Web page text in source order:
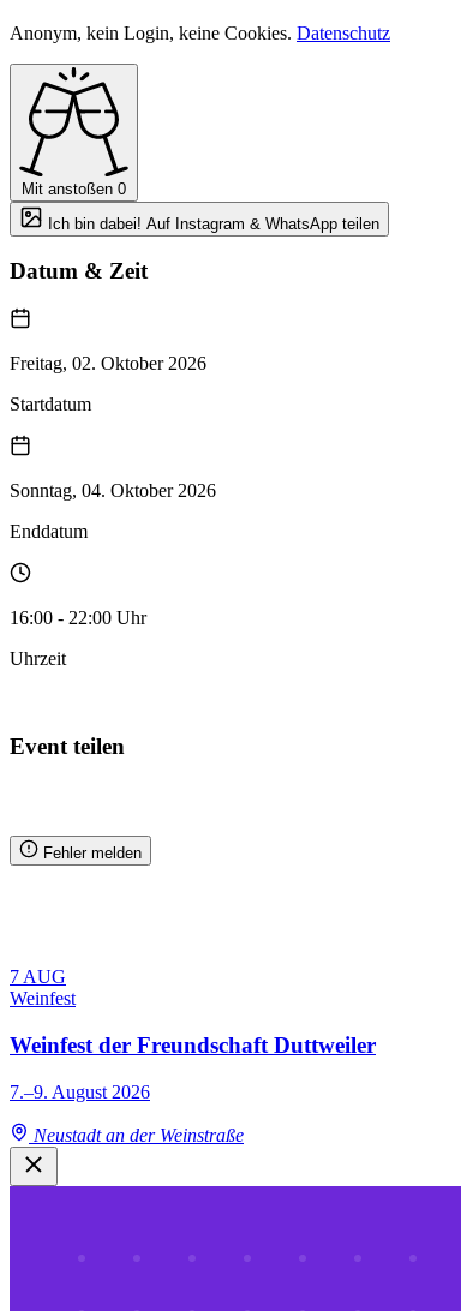
Anonym, kein Login, keine Cookies. Datenschutz
Mit anstoßen 0
Ich bin dabei! Auf Instagram & WhatsApp teilen
Datum & Zeit
Freitag, 02. Oktober 2026
Startdatum
Sonntag, 04. Oktober 2026
Enddatum
16:00 - 22:00 Uhr
Uhrzeit
Event teilen
Fehler melden
7 AUG
Weinfest
Weinfest der Freundschaft Duttweiler
7.–9. August 2026
Neustadt an der Weinstraße